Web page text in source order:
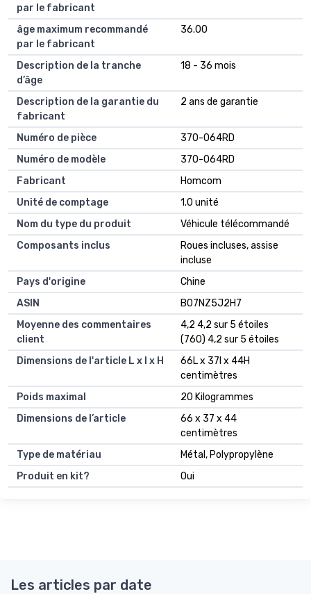
par le fabricant
âge maximum recommandé
par le fabricant
36.00
Description de la tranche
d’âge
18 - 36 mois
Description de la garantie du
fabricant
2 ans de garantie
Numéro de pièce
370-064RD
Numéro de modèle
370-064RD
Fabricant
Homcom
Unité de comptage
1.0 unité
Nom du type du produit
Véhicule télécommandé
Composants inclus
Roues incluses, assise
incluse
Pays d'origine
Chine
ASIN
B07NZ5J2H7
Moyenne des commentaires
client
4,2 4,2 sur 5 étoiles
(760) 4,2 sur 5 étoiles
Dimensions de l'article L x l x H
66L x 37l x 44H
centimètres
Poids maximal
20 Kilogrammes
Dimensions de l’article
66 x 37 x 44
centimètres
Type de matériau
Métal, Polypropylène
Produit en kit?
Oui
Les articles par date